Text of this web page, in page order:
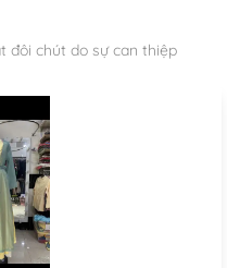
đôi chút do sự can thiệp